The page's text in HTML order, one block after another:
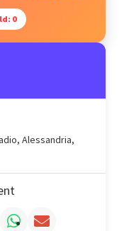
0
Alessandria,